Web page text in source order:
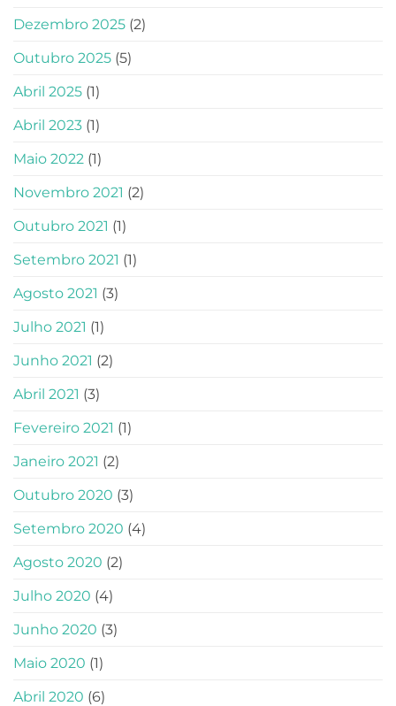
Dezembro 2025 (2)
Outubro 2025 (5)
Abril 2025 (1)
Abril 2023 (1)
Maio 2022 (1)
Novembro 2021 (2)
Outubro 2021 (1)
Setembro 2021 (1)
Agosto 2021 (3)
Julho 2021 (1)
Junho 2021 (2)
Abril 2021 (3)
Fevereiro 2021 (1)
Janeiro 2021 (2)
Outubro 2020 (3)
Setembro 2020 (4)
Agosto 2020 (2)
Julho 2020 (4)
Junho 2020 (3)
Maio 2020 (1)
Abril 2020 (6)